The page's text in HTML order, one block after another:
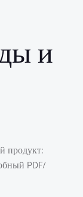
и
продукт:
PDF/